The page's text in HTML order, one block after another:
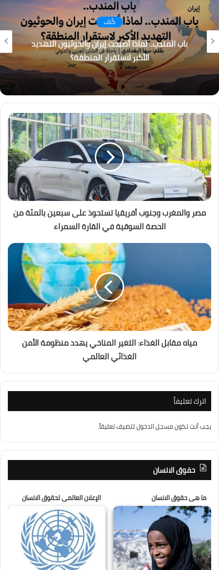
كُتاب
باب المندب.. لماذا أصبحت إيران والحوثيون التهديد
الأكبر لاستقرار المنطقة؟
مصر والمغرب وجنوب أفريقيا تستحوذ على سبعين بالمئة من
الحصة السوقية في القارة السمراء
مياه مقابل الغذاء: التغير المناخي يهدد منظومة الأمن
الغذائي العالمي
اترك تعليقاً
يجب أنت تكونمسجل الدخوللتضيف تعليقاً.
حقوق الانسان
ما هى حقوق الانسان الإعلان العالمى لحقوق الانسان